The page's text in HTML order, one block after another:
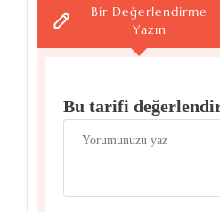
Bir Değerlendirme
Yazın
Bu tarifi